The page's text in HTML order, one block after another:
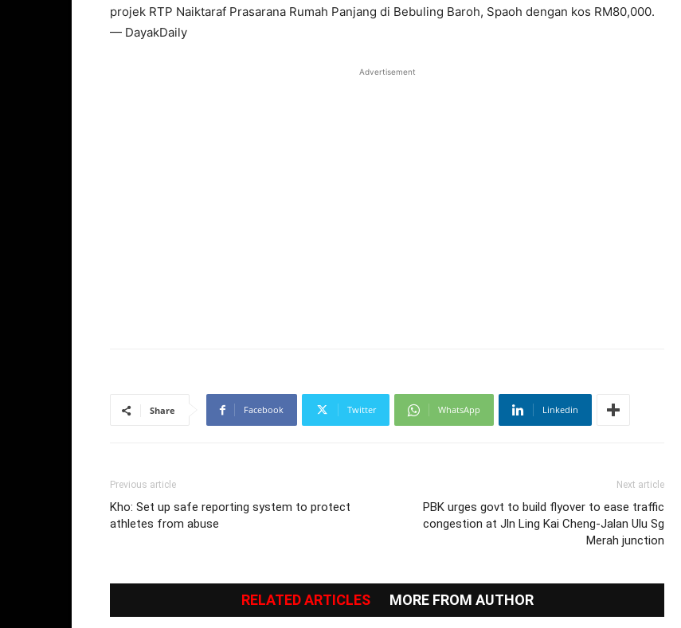
projek RTP Naiktaraf Prasarana Rumah Panjang di Bebuling Baroh, Spaoh dengan kos RM80,000.
— DayakDaily
Advertisement
Share Facebook Twitter WhatsApp Linkedin
Previous article
Kho: Set up safe reporting system to protect
athletes from abuse
Next article
PBK urges govt to build flyover to ease traffic
congestion at Jln Ling Kai Cheng-Jalan Ulu Sg
Merah junction
RELATED ARTICLES MORE FROM AUTHOR